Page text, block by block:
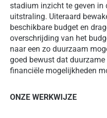
stadium inzicht te geven in
uitstraling. Uiteraard
beschikbare budget en
overschrijding van het
naar een zo duurzaam
goed bewust dat
financiële mogelijkheden
ONZE WERKWIJZE